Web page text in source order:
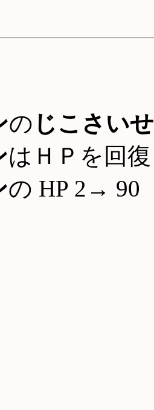
の じこさい
はＨＰを回
の HP 2→ 90